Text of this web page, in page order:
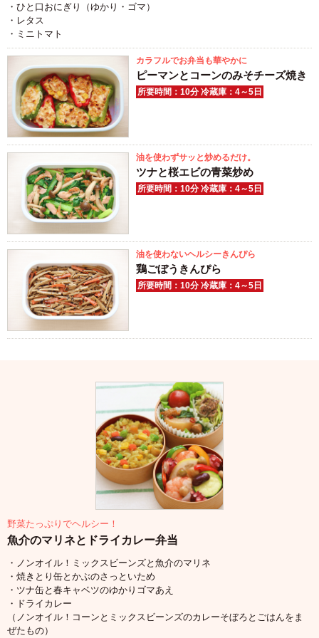
・ひと口おにぎり（ゆかり・ゴマ）
・レタス
・ミニトマト
カラフルでお弁当も華やかに
ピーマンとコーンのみそチーズ焼き
所要時間：10分 冷蔵庫：4～5日
油を使わずサッと炒めるだけ。
ツナと桜エビの青菜炒め
所要時間：10分 冷蔵庫：4～5日
油を使わないヘルシーきんぴら
鶏ごぼうきんぴら
所要時間：10分 冷蔵庫：4～5日
野菜たっぷりでヘルシー！
魚介のマリネとドライカレー弁当
・ノンオイル！ミックスビーンズと魚介のマリネ
・焼きとり缶とかぶのさっといため
・ツナ缶と春キャベツのゆかりゴマあえ
・ドライカレー
（ノンオイル！コーンとミックスビーンズのカレーそぼろとごはんをま
ぜたもの）